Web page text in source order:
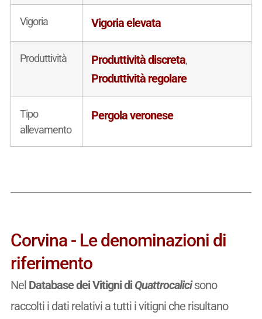
Vigoria Vigoria elevata
Produttività Produttività discreta,
Produttività regolare
Tipo
allevamento
Pergola veronese
Corvina - Le denominazioni di
riferimento
Nel Database dei Vitigni diQuattrocalicisono
raccolti i dati relativi a tutti i vitigni che risultano